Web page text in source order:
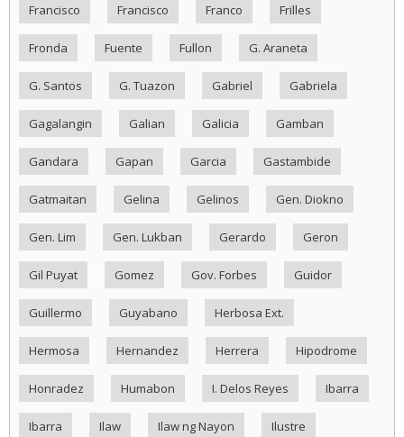
Francisco Francisco Franco Frilles
Fronda Fuente Fullon G. Araneta
G. Santos G. Tuazon Gabriel Gabriela
Gagalangin Galian Galicia Gamban
Gandara Gapan Garcia Gastambide
Gatmaitan Gelina Gelinos Gen. Diokno
Gen. Lim Gen. Lukban Gerardo Geron
Gil Puyat Gomez Gov. Forbes Guidor
Guillermo Guyabano Herbosa Ext.
Hermosa Hernandez Herrera Hipodrome
Honradez Humabon I. Delos Reyes Ibarra
Ibarra Ilaw Ilaw ng Nayon Ilustre